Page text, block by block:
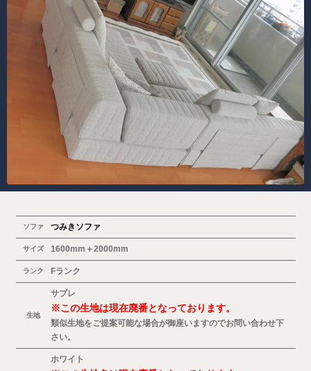
ソファ つみきソファ
サイズ 1600mm＋2000mm
ランク Fランク
生地
サブレ
※この生地は現在廃番となっております。
類似生地をご提案可能な場合が御座いますのでお問い合わせ下
さい。
ホワイト